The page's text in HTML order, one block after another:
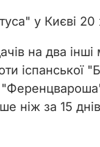
у Києві 20
на два
іспанської
ніж за 15